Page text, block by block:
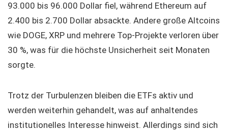
93.000 bis 96.000 Dollar fiel, während Ethereum auf
2.400 bis 2.700 Dollar absackte. Andere große Altcoins
wie DOGE, XRP und mehrere Top-Projekte verloren über
30 %, was für die höchste Unsicherheit seit Monaten
sorgte.
Trotz der Turbulenzen bleiben die ETFs aktiv und
werden weiterhin gehandelt, was auf anhaltendes
institutionelles Interesse hinweist. Allerdings sind sich